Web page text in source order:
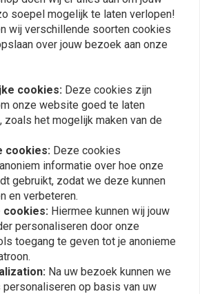
soepel mogelijk te laten verlopen!
wij verschillende soorten cookies
over jouw bezoek aan onze
cookies: Deze cookies zijn
onze website goed te laten
zoals het mogelijk maken van de
cookies: Deze cookies
informatie over hoe onze
gebruikt, zodat we deze kunnen
en verbeteren.
cookies: Hiermee kunnen wij jouw
personaliseren door onze
toegang te geven tot je anonieme
Na uw bezoek kunnen we
op basis van uw